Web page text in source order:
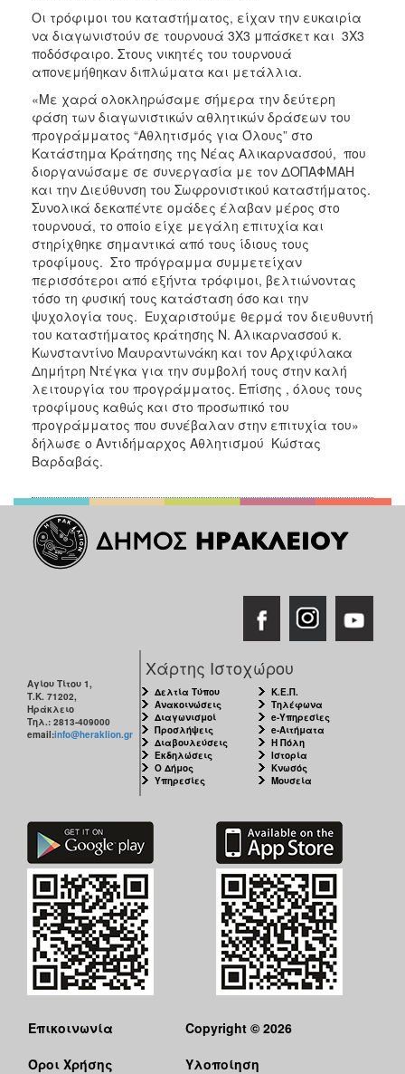
Οι τρόφιμοι του καταστήματος, είχαν την ευκαιρία
να διαγωνιστούν σε τουρνουά 3Χ3 μπάσκετ και 3Χ3
ποδόσφαιρο. Στους νικητές του τουρνουά
απονεμήθηκαν διπλώματα και μετάλλια.
«Με χαρά ολοκληρώσαμε σήμερα την δεύτερη
φάση των διαγωνιστικών αθλητικών δράσεων του
προγράμματος “Αθλητισμός για Όλους” στο
Κατάστημα Κράτησης της Νέας Αλικαρνασσού, που
διοργανώσαμε σε συνεργασία με τον ΔΟΠΑΦΜΑΗ
και την Διεύθυνση του Σωφρονιστικού καταστήματος.
Συνολικά δεκαπέντε ομάδες έλαβαν μέρος στο
τουρνουά, το οποίο είχε μεγάλη επιτυχία και
στηρίχθηκε σημαντικά από τους ίδιους τους
τροφίμους. Στο πρόγραμμα συμμετείχαν
περισσότεροι από εξήντα τρόφιμοι, βελτιώνοντας
τόσο τη φυσική τους κατάσταση όσο και την
ψυχολογία τους. Ευχαριστούμε θερμά τον διευθυντή
του καταστήματος κράτησης Ν. Αλικαρνασσού κ.
Κωνσταντίνο Μαυραντωνάκη και τον Αρχιφύλακα
Δημήτρη Ντέγκα για την συμβολή τους στην καλή
λειτουργία του προγράμματος. Επίσης , όλους τους
τροφίμους καθώς και στο προσωπικό του
προγράμματος που συνέβαλαν στην επιτυχία του»
δήλωσε ο Αντιδήμαρχος Αθλητισμού Κώστας
Βαρδαβάς.
Αγίου Τίτου 1,
Τ.Κ. 71202,
Ηράκλειο
Τηλ.: 2813-409000
email:info@heraklion.gr
Χάρτης Ιστοχώρου
Δελτία Τύπου
Ανακοινώσεις
Διαγωνισμοί
Προσλήψεις
Διαβουλεύσεις
Εκδηλώσεις
Ο Δήμος
Υπηρεσίες
Κ.Ε.Π.
Τηλέφωνα
e-Υπηρεσίες
e-Αιτήματα
Η Πόλη
Ιστορία
Κνωσός
Μουσεία
Επικοινωνία
Όροι Χρήσης
Copyright © 2026
Υλοποίηση